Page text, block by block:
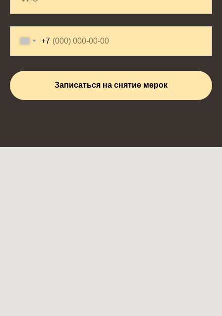
+7
Записаться на снятие мерок